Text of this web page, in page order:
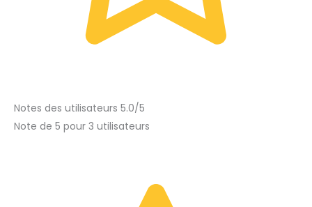
Notes des utilisateurs 5.0/5
Note de 5 pour 3 utilisateurs